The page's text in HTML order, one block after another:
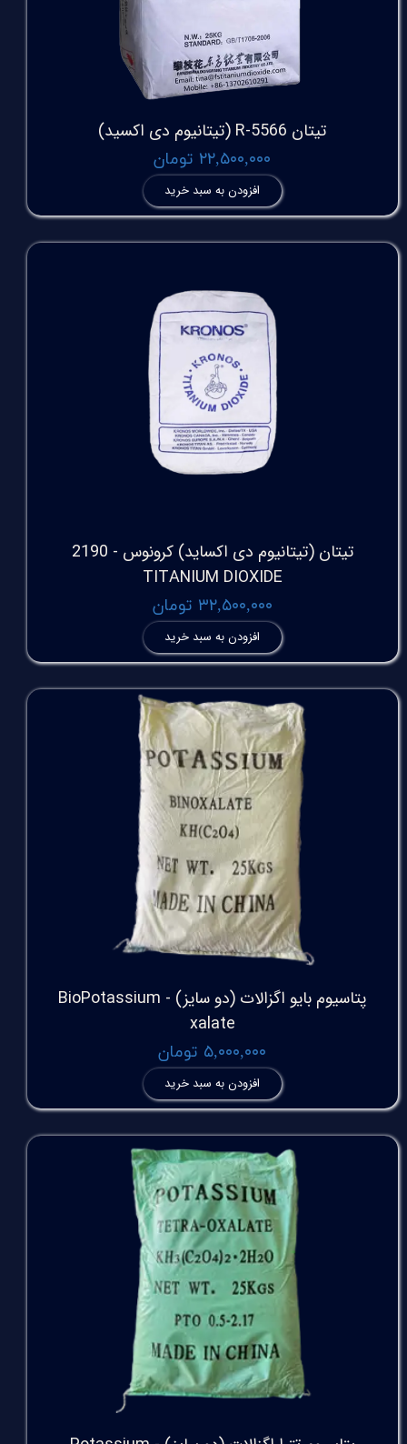
تیتان R-5566 (تیتانیوم دی اکسید)
۲۲,۵۰۰,۰۰۰ تومان
افزودن به سبد خرید
تیتان (تیتانیوم دی اکساید) کرونوس - 2190
TITANIUM DIOXIDE
۳۲,۵۰۰,۰۰۰ تومان
افزودن به سبد خرید
پتاسیوم بایو اگزالات (دو سایز) - BioPotassium
xalate
۵,۰۰۰,۰۰۰ تومان
افزودن به سبد خرید